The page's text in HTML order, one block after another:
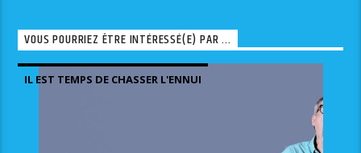
VOUS POURRIEZ ÊTRE INTÉRESSÉ(E) PAR ...
IL EST TEMPS DE CHASSER L'ENNUI